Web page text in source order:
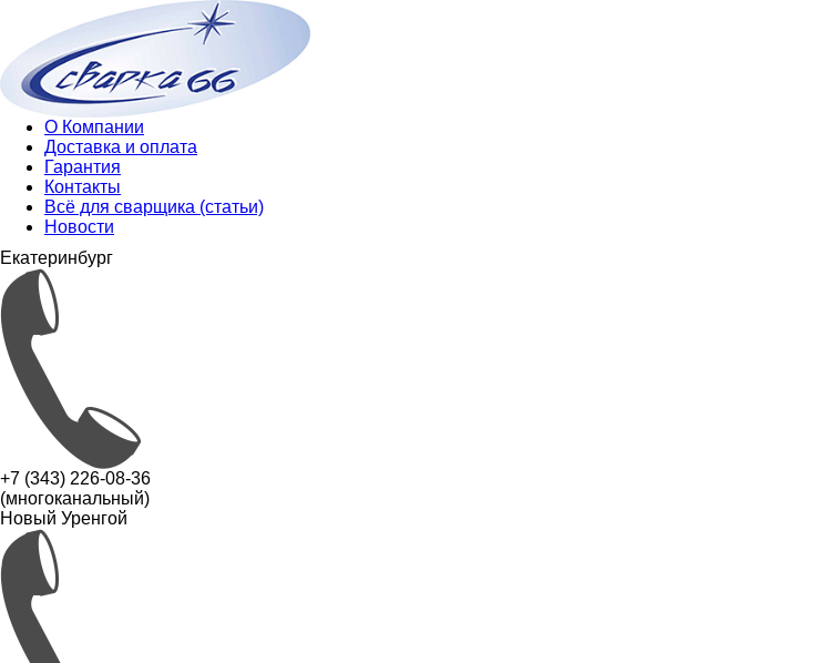
О Компании
Доставка и оплата
Гарантия
Контакты
Всё для сварщика (статьи)
Новости
Екатеринбург
+7 (343) 226-08-36
(многоканальный)
Новый Уренгой